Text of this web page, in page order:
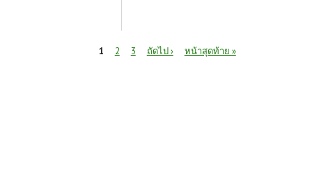
1 2 3 ถัดไป › หน้าสุดท้าย »